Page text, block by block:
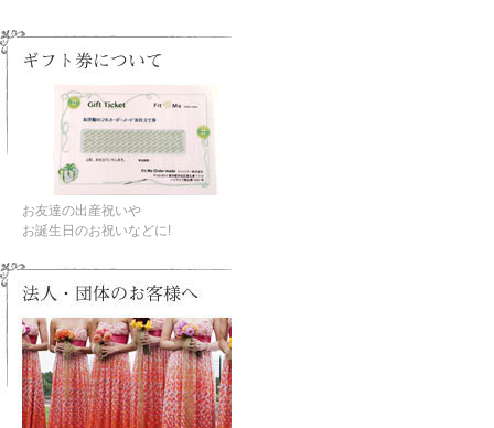
お友達の出産祝いや
お誕生日のお祝いなどに!